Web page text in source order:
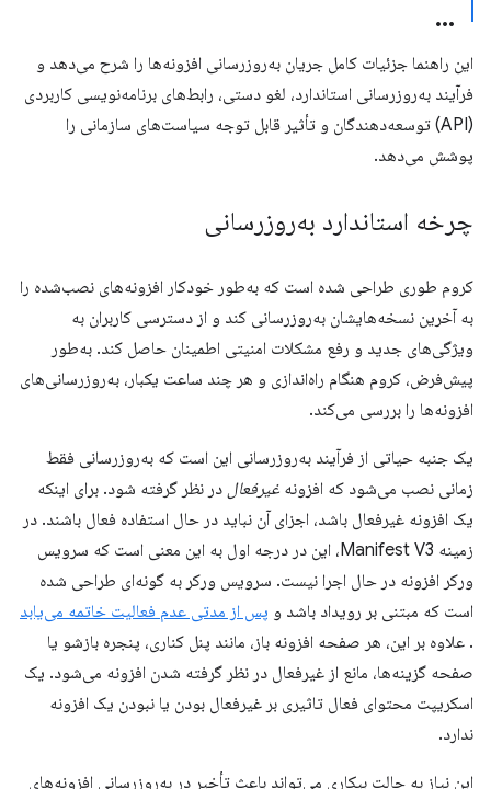
این راهنما جزئیات کامل جریان به‌روزرسانی افزونه‌ها را شرح می‌دهد و
فرآیند به‌روزرسانی استاندارد، لغو دستی، رابط‌های برنامه‌نویسی کاربردی
(API) توسعه‌دهندگان و تأثیر قابل توجه سیاست‌های سازمانی را
پوشش می‌دهد.
چرخه استاندارد به‌روزرسانی
کروم طوری طراحی شده است که به‌طور خودکار افزونه‌های نصب‌شده را
به آخرین نسخه‌هایشان به‌روزرسانی کند و از دسترسی کاربران به
ویژگی‌های جدید و رفع مشکلات امنیتی اطمینان حاصل کند. به‌طور
پیش‌فرض، کروم هنگام راه‌اندازی و هر چند ساعت یکبار، به‌روزرسانی‌های
افزونه‌ها را بررسی می‌کند.
یک جنبه حیاتی از فرآیند به‌روزرسانی این است که به‌روزرسانی فقط
زمانی نصب می‌شود که افزونه غیرفعال در نظر گرفته شود. برای اینکه
یک افزونه غیرفعال باشد، اجزای آن نباید در حال استفاده فعال باشند. در
زمینه Manifest V3، این در درجه اول به این معنی است که سرویس
ورکر افزونه در حال اجرا نیست. سرویس ورکر به گونه‌ای طراحی شده
است که مبتنی بر رویداد باشد و پس از مدتی عدم فعالیت خاتمه می‌یابد
. علاوه بر این، هر صفحه افزونه باز، مانند پنل کناری، پنجره بازشو یا
صفحه گزینه‌ها، مانع از غیرفعال در نظر گرفته شدن افزونه می‌شود. یک
اسکریپت محتوای فعال تاثیری بر غیرفعال بودن یا نبودن یک افزونه
ندارد.
این نیاز به حالت بیکاری می‌تواند باعث تأخیر در به‌روزرسانی افزونه‌های